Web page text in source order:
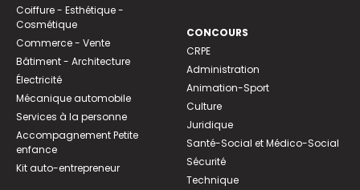
Coiffure - Esthétique -
Cosmétique
Commerce - Vente
Bâtiment - Architecture
Électricité
Mécanique automobile
Services à la personne
Accompagnement Petite
enfance
Kit auto-entrepreneur
CONCOURS
CRPE
Administration
Animation-Sport
Culture
Juridique
Santé-Social et Médico-Social
Sécurité
Technique